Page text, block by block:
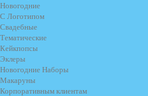
Новогодние
С Логотипом
Свадебные
Тематические
Кейкпопсы
Эклеры
Новогодние Наборы
Макаруны
Корпоративным клиентам